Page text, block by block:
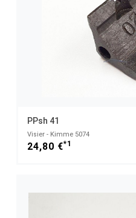
PPsh 41
Visier - Kimme 5074
24,80 €*1